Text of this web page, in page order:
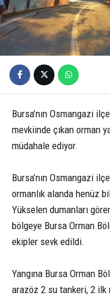
Bursa’nın Osmangazi
mevkiinde çıkan orman
müdahale ediyor.
Bursa’nın Osmangazi
ormanlık alanda henüz
Yükselen dumanları
bölgeye Bursa Orman
ekipler sevk edildi.
Yangına Bursa Orman
arazöz 2 su tankeri, 2 ilk